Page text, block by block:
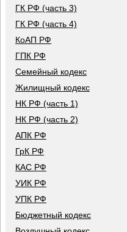
ГК РФ (часть 3)
ГК РФ (часть 4)
КоАП РФ
ГПК РФ
Семейный кодекс
Жилищный кодекс
НК РФ (часть 1)
НК РФ (часть 2)
АПК РФ
ГрК РФ
КАС РФ
УИК РФ
УПК РФ
Бюджетный кодекс